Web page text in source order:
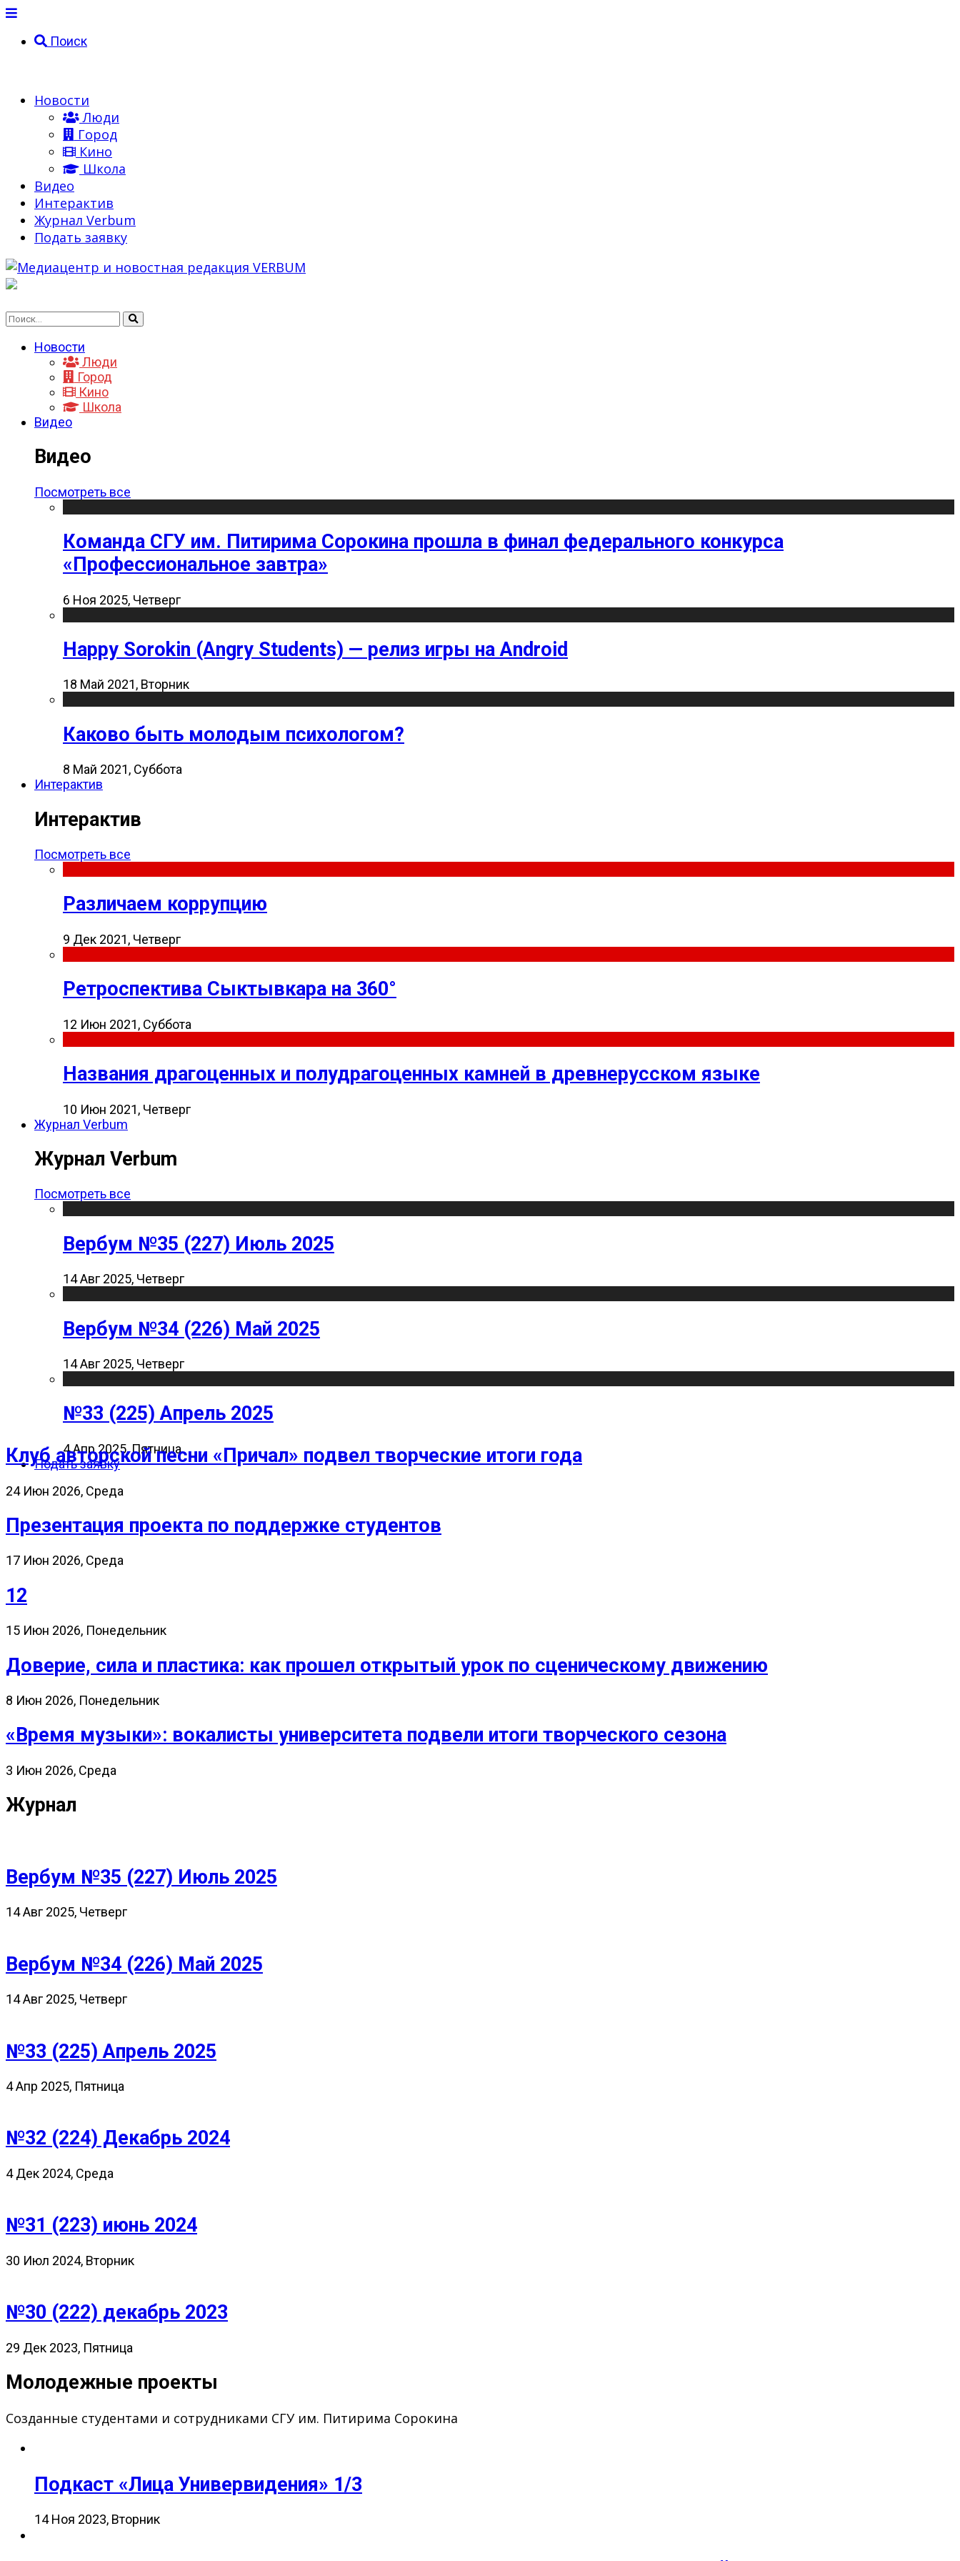
Поиск
Новости
Люди
Город
Кино
Школа
Видео
Интерактив
Журнал Verbum
Подать заявку
Новости
Люди
Город
Кино
Школа
Видео
Видео
Посмотреть все
Команда СГУ им. Питирима Сорокина прошла в финал федерального конкурса
«Профессиональное завтра»
6 Ноя 2025, Четверг
Happy Sorokin (Angry Students) — релиз игры на Android
18 Май 2021, Вторник
Каково быть молодым психологом?
8 Май 2021, Суббота
Интерактив
Интерактив
Посмотреть все
Различаем коррупцию
9 Дек 2021, Четверг
Ретроспектива Сыктывкара на 360°
12 Июн 2021, Суббота
Названия драгоценных и полудрагоценных камней в древнерусском языке
10 Июн 2021, Четверг
Журнал Verbum
Журнал Verbum
Посмотреть все
Вербум №35 (227) Июль 2025
14 Авг 2025, Четверг
Вербум №34 (226) Май 2025
14 Авг 2025, Четверг
№33 (225) Апрель 2025
4 Апр 2025, Пятница
Подать заявку
Клуб авторской песни «Причал» подвел творческие итоги года
24 Июн 2026, Среда
Презентация проекта по поддержке студентов
17 Июн 2026, Среда
12
15 Июн 2026, Понедельник
Доверие, сила и пластика: как прошел открытый урок по сценическому движению
8 Июн 2026, Понедельник
«Время музыки»: вокалисты университета подвели итоги творческого сезона
3 Июн 2026, Среда
Журнал
Вербум №35 (227) Июль 2025
14 Авг 2025, Четверг
Вербум №34 (226) Май 2025
14 Авг 2025, Четверг
№33 (225) Апрель 2025
4 Апр 2025, Пятница
№32 (224) Декабрь 2024
4 Дек 2024, Среда
№31 (223) июнь 2024
30 Июл 2024, Вторник
№30 (222) декабрь 2023
29 Дек 2023, Пятница
Молодежные проекты
Созданные студентами и сотрудниками СГУ им. Питирима Сорокина
Подкаст «Лица Универвидения» 1/3
14 Ноя 2023, Вторник